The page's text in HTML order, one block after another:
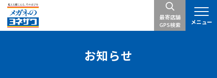
最寄店舗
GPS検索
お知らせ
メニュー